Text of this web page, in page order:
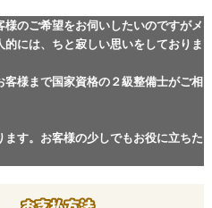
のご希望をお伺いしたいのですがメ
には、ちと寂しい思いをしておりま
様まで国家資格の２級整備士がご相
す。お客様の少しでもお役に立ちた